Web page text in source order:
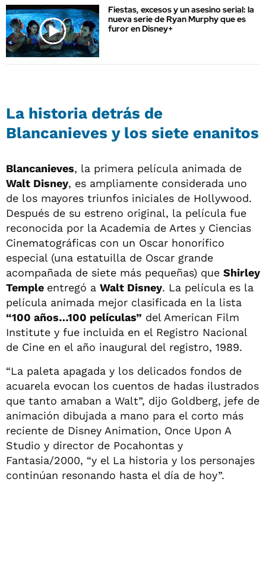
Fiestas, excesos y un asesino serial: la
nueva serie de Ryan Murphy que es
furor en Disney+
La historia detrás de
Blancanieves y los siete enanitos
Blancanieves, la primera película animada de
Walt Disney, es ampliamente considerada uno
de los mayores triunfos iniciales de Hollywood.
Después de su estreno original, la película fue
reconocida por la Academia de Artes y Ciencias
Cinematográficas con un Oscar honorífico
especial (una estatuilla de Oscar grande
acompañada de siete más pequeñas) que Shirley
Temple entregó a Walt Disney. La película es la
película animada mejor clasificada en la lista
“100 años…100 películas” del American Film
Institute y fue incluida en el Registro Nacional
de Cine en el año inaugural del registro, 1989.
“La paleta apagada y los delicados fondos de
acuarela evocan los cuentos de hadas ilustrados
que tanto amaban a Walt”, dijo Goldberg, jefe de
animación dibujada a mano para el corto más
reciente de Disney Animation, Once Upon A
Studio y director de Pocahontas y
Fantasia/2000, “y el La historia y los personajes
continúan resonando hasta el día de hoy”.